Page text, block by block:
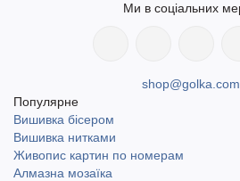
Ми в соціальних
Популярне
Вишивка бісером
Вишивка нитками
Живопис картин по номерам
Алмазна мозаїка